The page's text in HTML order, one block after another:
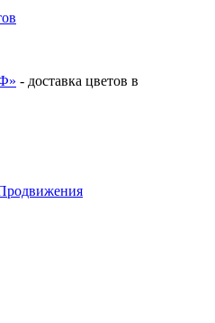
- доставка цветов в